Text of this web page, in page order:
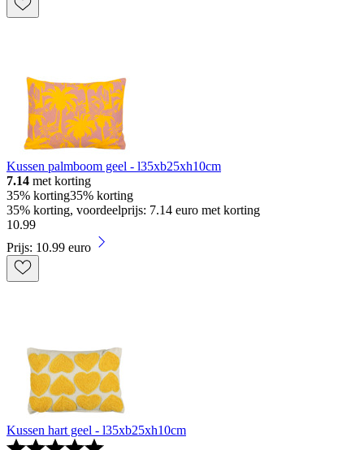
Kussen palmboom geel - l35xb25xh10cm
7.14 met korting
35% korting35% korting
35% korting, voordeelprijs: 7.14 euro met korting
10.99
Prijs: 10.99 euro
Kussen hart geel - l35xb25xh10cm